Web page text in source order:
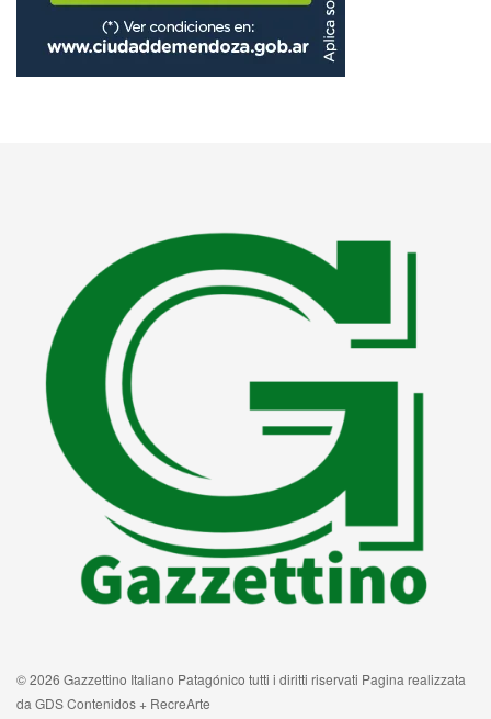
© 2026 Gazzettino Italiano Patagónico tutti i diritti riservati Pagina realizzata
da GDS Contenidos + RecreArte